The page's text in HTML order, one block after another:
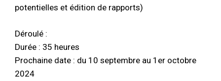
potentielles et édition de rapports)
Déroulé :
Durée : 35 heures
Prochaine date : du 10 septembre au 1er octobre
2024